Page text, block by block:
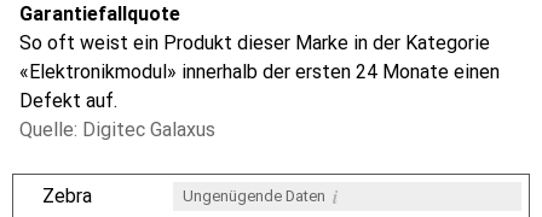
Garantiefallquote
So oft weist ein Produkt dieser Marke in der Kategorie
«Elektronikmodul» innerhalb der ersten 24 Monate einen
Defekt auf.
Quelle: Digitec Galaxus
Zebra Ungenügende Daten i